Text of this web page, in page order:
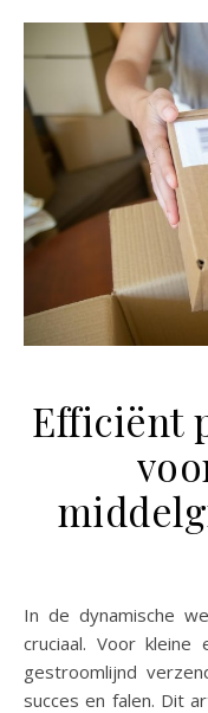
Efficiënt
In de dynamische wereld van e-commerce is efficiëntie
cruciaal. Voor
gestroomlijnd
succes en falen. Dit